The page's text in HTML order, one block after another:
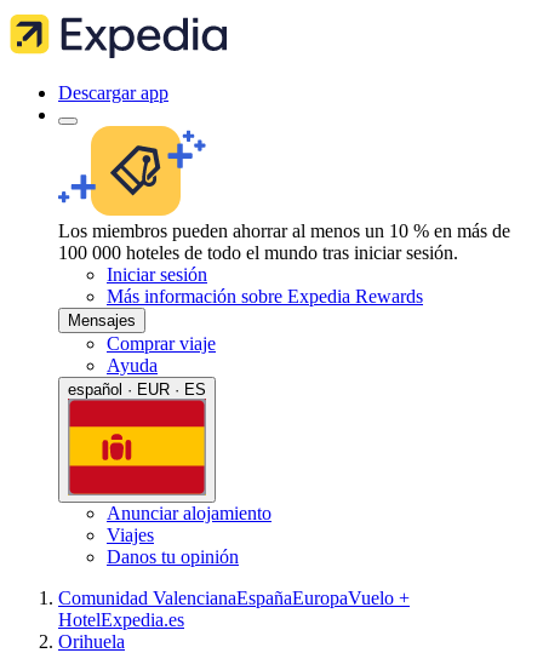
Descargar app
Los miembros pueden ahorrar al menos un 10 % en más de
100 000 hoteles de todo el mundo tras iniciar sesión.
Iniciar sesión
Más información sobre Expedia Rewards
Mensajes
Comprar viaje
Ayuda
español · EUR · ES
Anunciar alojamiento
Viajes
Danos tu opinión
Comunidad ValencianaEspañaEuropaVuelo +
HotelExpedia.es
Orihuela